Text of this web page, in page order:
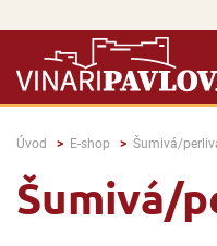
Úvod E-shop Šumivá/
Šumivá/